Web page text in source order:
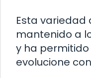
Esta variedad
mantenido a
y ha
evolucione